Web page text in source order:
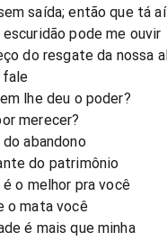
saída; então que tá aí
pode me ouvir
do resgate da nossa
fale
lhe deu o poder?
merecer?
abandono
do patrimônio
é o melhor pra você
o mata você
é mais que minha